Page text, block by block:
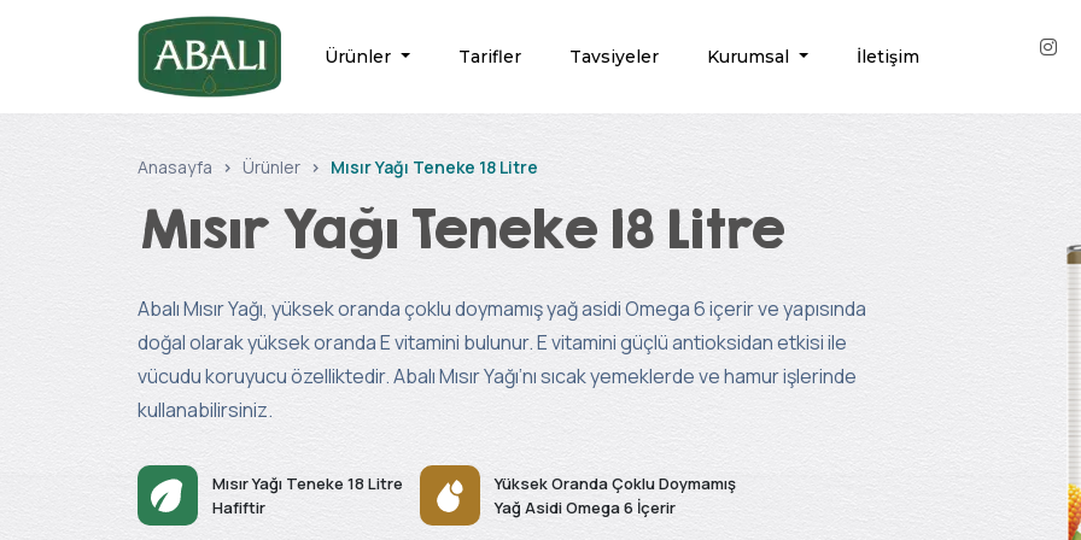
Ürünler Tarifler Tavsiyeler Kurumsal İletişim
Anasayfa Ürünler Mısır Yağı Teneke 18 Litre
Mısır Yağı Teneke 18 Litre
Abalı Mısır Yağı, yüksek oranda çoklu doymamış yağ asidi Omega 6 içerir ve yapısında
doğal olarak yüksek oranda E vitamini bulunur. E vitamini güçlü antioksidan etkisi ile
vücudu koruyucu özelliktedir. Abalı Mısır Yağı’nı sıcak yemeklerde ve hamur işlerinde
kullanabilirsiniz.
Mısır Yağı Teneke 18 Litre
Hafiftir
Yüksek Oranda Çoklu Doymamış
Yağ Asidi Omega 6 İçerir